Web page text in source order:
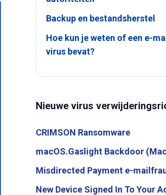
Backup en bestandsherstel
Hoe kun je weten of een e-
virus bevat?
Nieuwe virus
CRIMSON Ransomware
macOS.Gaslight Backdoor
Misdirected Payment e-
New Device Signed In To Your